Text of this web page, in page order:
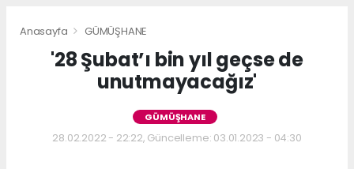
Anasayfa GÜMÜŞHANE
'28 Şubat’ı bin yıl geçse de
unutmayacağız'
GÜMÜŞHANE
28.02.2022 - 22:22, Güncelleme: 03.01.2023 - 04:30